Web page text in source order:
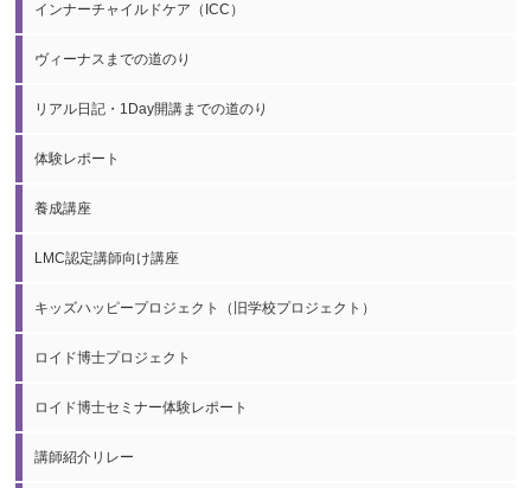
インナーチャイルドケア（ICC）
ヴィーナスまでの道のり
リアル日記・1Day開講までの道のり
体験レポート
養成講座
LMC認定講師向け講座
キッズハッピープロジェクト（旧学校プロジェクト）
ロイド博士プロジェクト
ロイド博士セミナー体験レポート
講師紹介リレー